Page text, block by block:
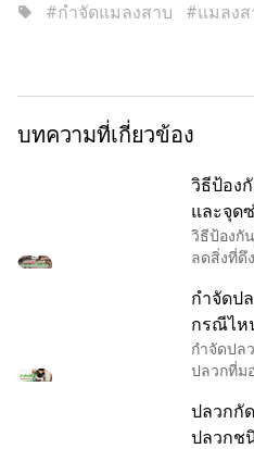
sell #กำจัดแมลงสาบ #แมลงส
บทความที่เกี่ยวข้อง
วิธีป้อง
และจุด
วิธีป้องกั
ลดสิ่งที่ดึ
ผลิตภัณฑ์
กำจัดป
กรณีไห
กำจัดปล
ปลวกที่ม
รังและเ
ใหญ่อาศั
ปลวกกั
ปลวกช